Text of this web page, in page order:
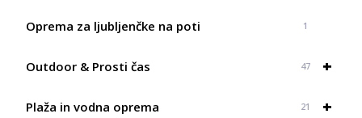
Oprema za ljubljenčke na poti 1
+
Outdoor & Prosti čas 47
+
Plaža in vodna oprema 21